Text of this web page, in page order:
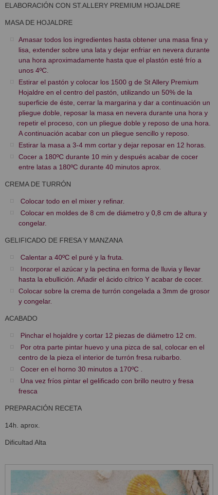
ELABORACIÓN CON ST.ALLERY PREMIUM HOJALDRE
MASA DE HOJALDRE
Amasar todos los ingredientes hasta obtener una masa fina y
lisa, extender sobre una lata y dejar enfriar en nevera durante
una hora aproximadamente hasta que el plastón esté frío a
unos 4ºC.
Estirar el pastón y colocar los 1500 g de St Allery Premium
Hojaldre en el centro del pastón, utilizando un 50% de la
superficie de éste, cerrar la margarina y dar a continuación un
pliegue doble, reposar la masa en nevera durante una hora y
repetir el proceso, con un pliegue doble y reposo de una hora.
A continuación acabar con un pliegue sencillo y reposo.
Estirar la masa a 3-4 mm cortar y dejar reposar en 12 horas.
Cocer a 180ºC durante 10 min y después acabar de cocer
entre latas a 180ºC durante 40 minutos aprox.
CREMA DE TURRÓN
Colocar todo en el mixer y refinar.
Colocar en moldes de 8 cm de diámetro y 0,8 cm de altura y
congelar.
GELIFICADO DE FRESA Y MANZANA
Calentar a 40ºC el puré y la fruta.
Incorporar el azúcar y la pectina en forma de lluvia y llevar
hasta la ebullición. Añadir el ácido cítrico Y acabar de cocer.
Colocar sobre la crema de turrón congelada a 3mm de grosor
y congelar.
ACABADO
Pinchar el hojaldre y cortar 12 piezas de diámetro 12 cm.
Por otra parte pintar huevo y una pizca de sal, colocar en el
centro de la pieza el interior de turrón fresa ruibarbo.
Cocer en el horno 30 minutos a 170ºC .
Una vez fríos pintar el gelificado con brillo neutro y fresa
fresca
PREPARACIÓN RECETA
14h. aprox.
Dificultad Alta